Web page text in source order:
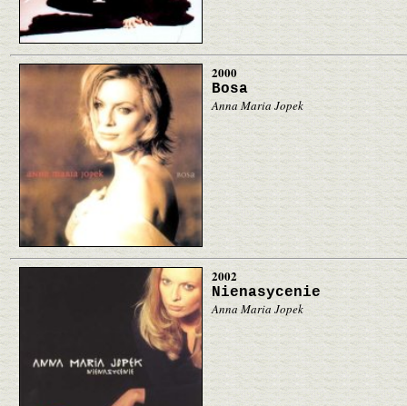
2000
Bosa
Anna Maria Jopek
2002
Nienasycenie
Anna Maria Jopek